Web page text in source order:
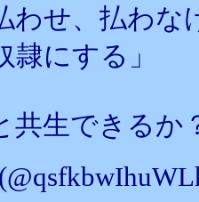
わせ、払わな
にする」
共生できるか